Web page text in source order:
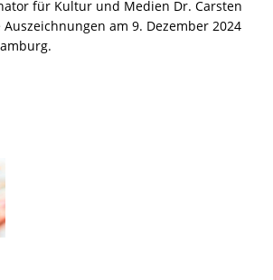
für Kultur und Medien Dr. Carsten
am 9. Dezember 2024